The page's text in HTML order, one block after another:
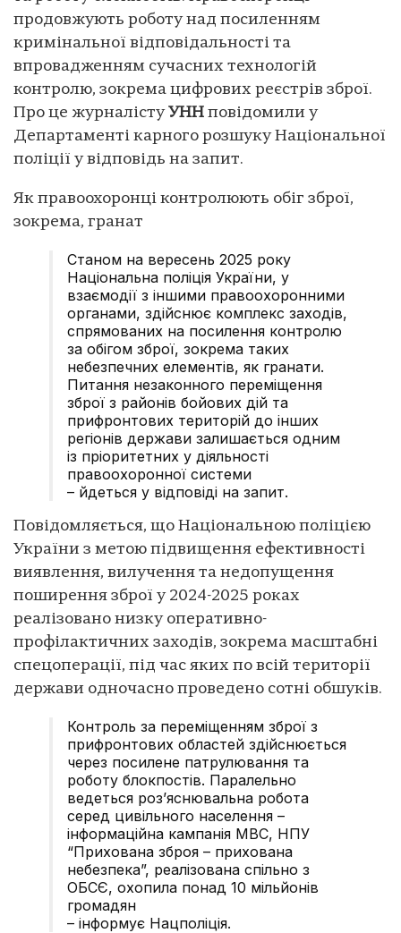
продовжують роботу над посиленням
кримінальної відповідальності та
впровадженням сучасних технологій
контролю, зокрема цифрових реєстрів зброї.
Про це журналістуУНН повідомили у
Департаменті карного розшуку Національної
поліції у відповідь на запит.
Як правоохоронці контролюють обіг зброї,
зокрема, гранат
Станом на вересень 2025 року
Національна поліція України, у
взаємодії з іншими правоохоронними
органами, здійснює комплекс заходів,
спрямованих на посилення контролю
за обігом зброї, зокрема таких
небезпечних елементів, як гранати.
Питання незаконного переміщення
зброї з районів бойових дій та
прифронтових територій до інших
регіонів держави залишається одним
із пріоритетних у діяльності
правоохоронної системи
– йдеться у відповіді на запит.
Повідомляється, що Національною поліцією
України з метою підвищення ефективності
виявлення, вилучення та недопущення
поширення зброї у 2024-2025 роках
реалізовано низку оперативно-
профілактичних заходів, зокрема масштабні
спецоперації, під час яких по всій території
держави одночасно проведено сотні обшуків.
Контроль за переміщенням зброї з
прифронтових областей здійснюється
через посилене патрулювання та
роботу блокпостів. Паралельно
ведеться роз’яснювальна робота
серед цивільного населення –
інформаційна кампанія МВС, НПУ
“Прихована зброя – прихована
небезпека”, реалізована спільно з
ОБСЄ, охопила понад 10 мільйонів
громадян
– інформує Нацполіція.